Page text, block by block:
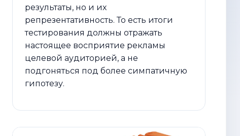
результаты, но и их
репрезентативность. То есть итоги
тестирования должны отражать
настоящее восприятие рекламы
целевой аудиторией, а не
подгоняться под более симпатичную
гипотезу.